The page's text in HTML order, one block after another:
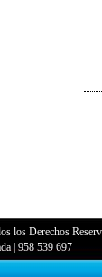
los Derechos
|958 539 697